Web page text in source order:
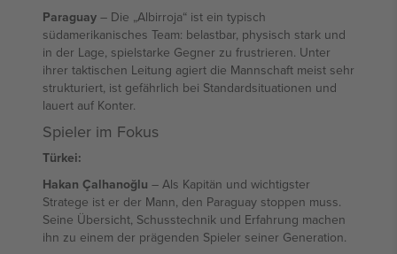
Paraguay – Die „Albirroja“ ist ein typisch
südamerikanisches Team: belastbar, physisch stark und
in der Lage, spielstarke Gegner zu frustrieren. Unter
ihrer taktischen Leitung agiert die Mannschaft meist sehr
strukturiert, ist gefährlich bei Standardsituationen und
lauert auf Konter.
Spieler im Fokus
Türkei:
Hakan Çalhanoğlu – Als Kapitän und wichtigster
Stratege ist er der Mann, den Paraguay stoppen muss.
Seine Übersicht, Schusstechnik und Erfahrung machen
ihn zu einem der prägenden Spieler seiner Generation.